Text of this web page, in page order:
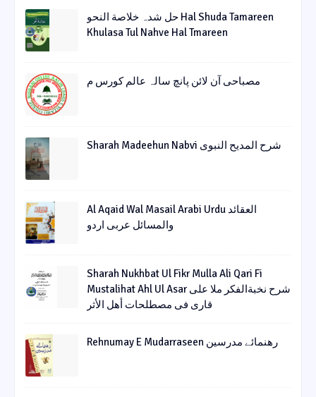
حل شدہ خلاصة النحو Hal Shuda Tamareen
Khulasa Tul Nahve Hal Tmareen
مصباحی آن لائن پانچ سالہ عالم کورس م
Sharah Madeehun Nabvi شرح المدیح النبوی
Al Aqaid Wal Masail Arabi Urdu العقائد
والمسائل عربی اردو
Sharah Nukhbat Ul Fikr Mulla Ali Qari Fi
Mustalihat Ahl Ul Asar شرح نخبةالفکر ملا علی
قاری فی مصطلحات أھل الأثر
Rehnumay E Mudarraseen رهنمائے مدرسین